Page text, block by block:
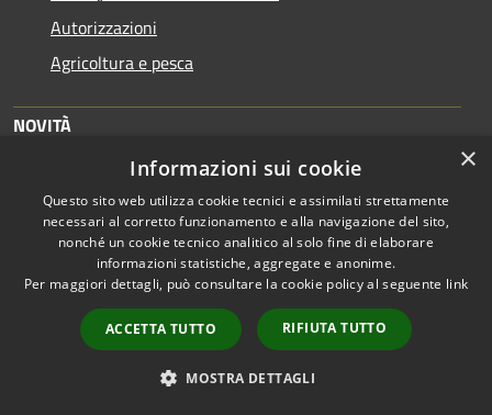
Autorizzazioni
Agricoltura e pesca
NOVITÀ
Comunicati
Avvisi
VIVERE IL COMUNE
Luoghi
×
Informazioni sui cookie
Questo sito web utilizza cookie tecnici e assimilati strettamente
necessari al corretto funzionamento e alla navigazione del sito,
nonché un cookie tecnico analitico al solo fine di elaborare
informazioni statistiche, aggregate e anonime.
Per maggiori dettagli, può consultare la cookie policy al seguente link
ACCETTA TUTTO RIFIUTA TUTTO
MOSTRA DETTAGLI